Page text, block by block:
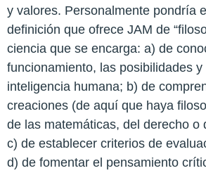
y valores. Personalmente pondría
definición que ofrece JAM de
ciencia que se encarga: a) de
funcionamiento, las posibilidades
inteligencia humana; b) de
creaciones (de aquí que haya
de las matemáticas, del derecho o
c) de establecer criterios de
d) de fomentar el pensamiento